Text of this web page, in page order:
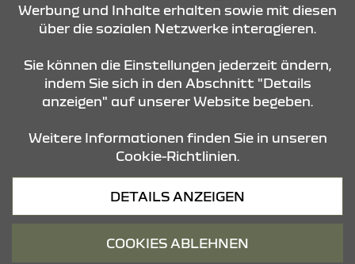
Datenschutz
Werbung und Inhalte erhalten sowie mit diesen
über die sozialen Netzwerke interagieren.
Sie können die Einstellungen jederzeit ändern,
indem Sie sich in den Abschnitt "Details
anzeigen" auf unserer Website begeben.
Weitere Informationen finden Sie in unseren
Cookie-Richtlinien.
DETAILS ANZEIGEN
COOKIES ABLEHNEN